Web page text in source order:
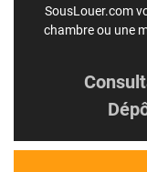
SousLouer.com
chambre ou une